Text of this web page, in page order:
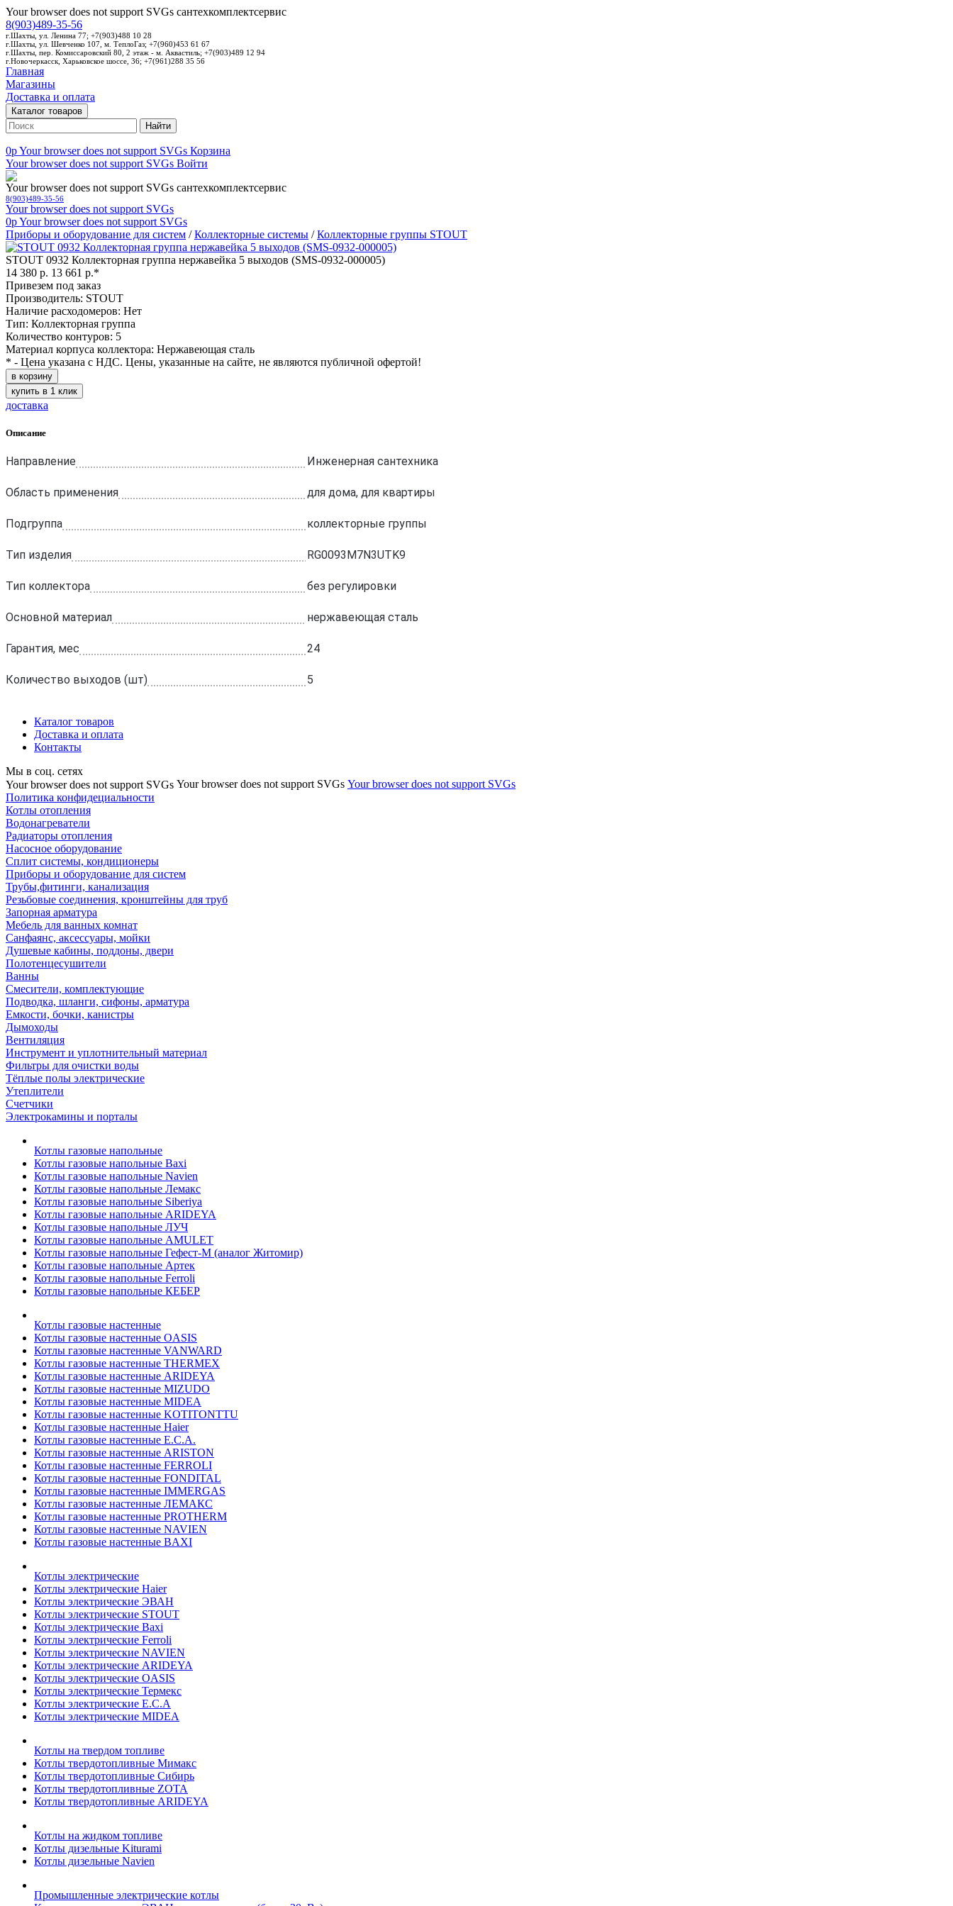
Your browser does not support SVGs сантехкомплектсервис
8(903)489-35-56
г.Шахты, ул. Ленина 77; +7(903)488 10 28
г.Шахты, ул. Шевченко 107, м. ТеплоГаз; +7(960)453 61 67
г.Шахты, пер. Комиссаровский 80, 2 этаж - м. Аквастиль; +7(903)489 12 94
г.Новочеркасск, Харьковское шоссе, 36; +7(961)288 35 56
Главная
Магазины
Доставка и оплата
Каталог товаров
Найти
0pYour browser does not support SVGs Корзина
Your browser does not support SVGs Войти
Your browser does not support SVGs сантехкомплектсервис
8(903)489-35-56
Your browser does not support SVGs
0pYour browser does not support SVGs
Приборы и оборудование для систем /Коллекторные системы /Коллекторные группы STOUT
STOUT 0932 Коллекторная группа нержавейка 5 выходов (SMS-0932-000005)
14 380 р. 13 661 р.*
Привезем под заказ
Производитель: STOUT
Наличие расходомеров: Нет
Тип: Коллекторная группа
Количество контуров: 5
Материал корпуса коллектора: Нержавеющая сталь
* - Цена указана с НДС. Цены, указанные на сайте, не являются публичной офертой!
в корзину
купить в 1 клик
доставка
Описание
Направление Инженерная сантехника
Область применения для дома, для квартиры
Подгруппа коллекторные группы
Тип изделия RG0093M7N3UTK9
Тип коллектора без регулировки
Основной материал нержавеющая сталь
Гарантия, мес 24
Количество выходов (шт) 5
Каталог товаров
Доставка и оплата
Контакты
Мы в соц. сетях
Your browser does not support SVGs Your browser does not support SVGs Your browser does not support SVGs
Политика конфидециальности
Котлы отопления
Водонагреватели
Радиаторы отопления
Насосное оборудование
Сплит системы, кондиционеры
Приборы и оборудование для систем
Трубы,фитинги, канализация
Резьбовые соединения, кронштейны для труб
Запорная арматура
Мебель для ванных комнат
Санфаянс, аксессуары, мойки
Душевые кабины, поддоны, двери
Полотенцесушители
Ванны
Смесители, комплектующие
Подводка, шланги, сифоны, арматура
Емкости, бочки, канистры
Дымоходы
Вентиляция
Инструмент и уплотнительный материал
Фильтры для очистки воды
Тёплые полы электрические
Утеплители
Счетчики
Электрокамины и порталы
Котлы газовые напольные
Котлы газовые напольные Baxi
Котлы газовые напольные Navien
Котлы газовые напольные Лемакс
Котлы газовые напольные Siberiya
Котлы газовые напольные ARIDEYA
Котлы газовые напольные ЛУЧ
Котлы газовые напольные AMULET
Котлы газовые напольные Гефест-М (аналог Житомир)
Котлы газовые напольные Артек
Котлы газовые напольные Ferroli
Котлы газовые напольные КЕБЕР
Котлы газовые настенные
Котлы газовые настенные OASIS
Котлы газовые настенные VANWARD
Котлы газовые настенные THERMEX
Котлы газовые настенные ARIDEYA
Котлы газовые настенные MIZUDO
Котлы газовые настенные MIDEA
Котлы газовые настенные KOTITONTTU
Котлы газовые настенные Haier
Котлы газовые настенные E.C.A.
Котлы газовые настенные ARISTON
Котлы газовые настенные FERROLI
Котлы газовые настенные FONDITAL
Котлы газовые настенные IMMERGAS
Котлы газовые настенные ЛЕМАКС
Котлы газовые настенные PROTHERM
Котлы газовые настенные NAVIEN
Котлы газовые настенные BAXI
Котлы электрические
Котлы электрические Haier
Котлы электрические ЭВАН
Котлы электрические STOUT
Котлы электрические Baxi
Котлы электрические Ferroli
Котлы электрические NAVIEN
Котлы электрические ARIDEYA
Котлы электрические OASIS
Котлы электрические Термекс
Котлы электрические E.C.A
Котлы электрические MIDEA
Котлы на твердом топливе
Котлы твердотопливные Мимакс
Котлы твердотопливные Сибирь
Котлы твердотопливные ZOTA
Котлы твердотопливные ARIDEYA
Котлы на жидком топливе
Котлы дизельные Kiturami
Котлы дизельные Navien
Промышленные электрические котлы